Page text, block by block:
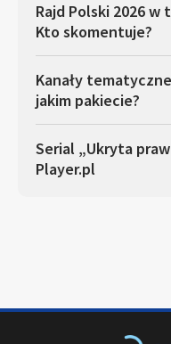
Rajd Polski 2026
Kto skomentuje?
Kanały
jakim pakiecie?
Serial „Ukryta
Player.pl